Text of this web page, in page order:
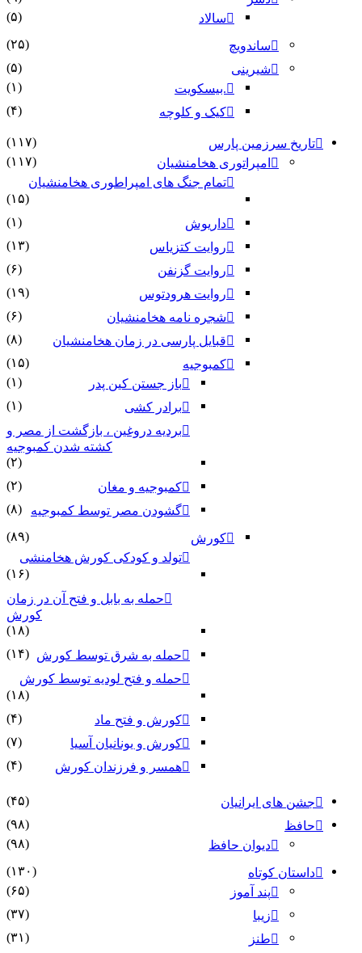
سالاد
(۵)
ساندویچ
(۲۵)
شیرینی
(۵)
.بیسکویت
(۱)
کیک و کلوچه
(۴)
تاریخ سرزمین پارس
(۱۱۷)
امپراتوری هخامنشیان
(۱۱۷)
تمام جنگ های امپراطوری هخامنشیان
(۱۵)
داریوش
(۱)
روایت کتزیاس
(۱۳)
روایت گزنفن
(۶)
روایت هرودتوس
(۱۹)
شجره نامه هخامنشیان
(۶)
قبایل پارسی در زمان هخامنشیان
(۸)
کمبوجیه
(۱۵)
باز جستن کین پدر
(۱)
برادر کشی
(۱)
بردیه دروغین ، بازگشت از مصر و
کشته شدن کمبوجیه
(۲)
کمبوجیه و مغان
(۲)
گشودن مصر توسط کمبوجیه
(۸)
کورش
(۸۹)
تولد و کودکی کورش هخامنشی
(۱۶)
حمله به بابل و فتح آن در زمان
کورش
(۱۸)
حمله به شرق توسط کورش (۱۴)
حمله و فتح لودیه توسط کورش
(۱۸)
کورش و فتح ماد
(۴)
کورش و یونانیان آسیا
(۷)
همسر و فرزندان کورش
(۴)
جشن های ایرانیان
(۴۵)
حافظ
(۹۸)
دیوان حافظ
(۹۸)
داستان کوتاه
(۱۳۰)
پند آموز
(۶۵)
زیبا
(۳۷)
طنز
(۳۱)